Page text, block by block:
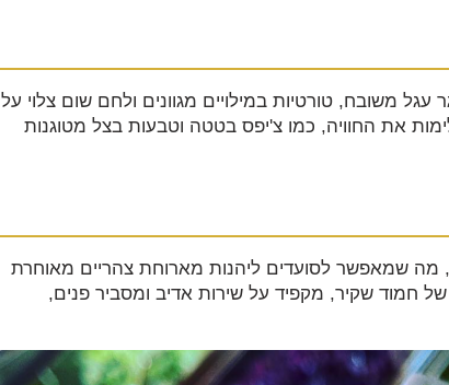
משובח, טורטיות במילויים מגוונים ולחם שום צלוי על
את החוויה, כמו צ'יפס בטטה וטבעות בצל מטוגנות
מדי יום משעה 13:00 ועד חצות, מה שמאפשר לסועדים ליהנות מארוחת צהריים מאוחרת
חמוד שקיר, מקפיד על שירות אדיב ומסביר פנים,